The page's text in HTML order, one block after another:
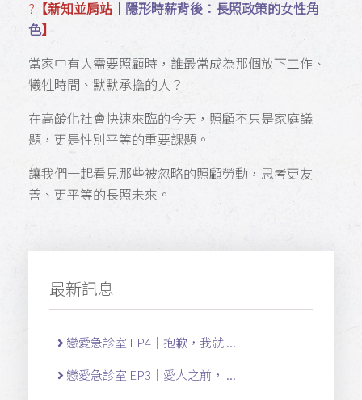
?️ 【新知並肩站｜ 隱形時薪背後：長照政策的女性角
色】
當家中有人需要照顧時，誰最常成為那個放下工作、
犧牲時間、默默承擔的人？
在高齡化社會快速來臨的今天，照顧不只是家庭議
題，更是性別平等的重要課題。
讓我們一起看見那些被忽略的照顧勞動，思考更友
善、更平等的長照未來。
最新訊息
戀愛急診室 EP4｜抱歉，我就 ...
戀愛急診室 EP3｜愛人之前， ...